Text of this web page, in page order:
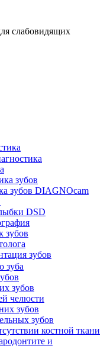
слабовидящих
зубов
зубов DIAGNOcam
DSD
зубов
зубов
зуба
зубов
челюсти
зубов
зубов
костной ткани
и